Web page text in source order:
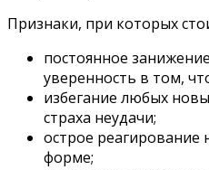
Признаки, при которых
постоянное
уверенность в том,
избегание любых
страха неудачи;
острое реагирование
форме;